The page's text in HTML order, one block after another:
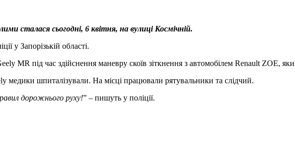
сталася сьогодні, 6 квітня, на вулиці Космічній.
у Запорізькій області.
MR під час здійснення маневру скоїв зіткнення з автомобілем Renault ZOE,
медики шпиталізували. На місці працювали рятувальники та слідчий.
дорожнього руху!” – пишуть у поліції.